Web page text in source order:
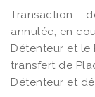
Transaction –
annulée, en
Détenteur et le
transfert de
Détenteur et